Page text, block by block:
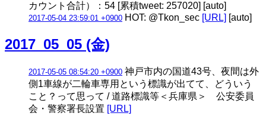
カウント合計）：54 [累積tweet: 257020] [auto]
2017-05-04 23:59:01 +0900 HOT: @Tkon_sec [URL] [auto]
2017_05_05 (金)
2017-05-05 08:54:20 +0900 神戸市内の国道43号、夜間は外
側1車線が二輪車専用という標識が出てて、どういう
こと？って思って / 道路標識等＜兵庫県＞ 公安委員
会・警察署長設置 [URL]